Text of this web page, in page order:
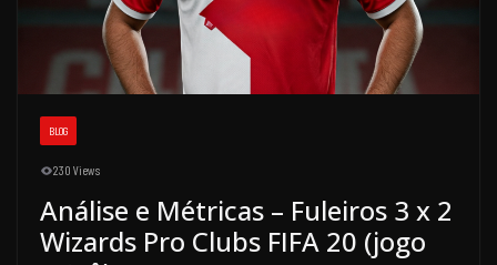
BLOG
230 Views
Análise e Métricas – Fuleiros 3 x 2
Wizards Pro Clubs FIFA 20 (jogo